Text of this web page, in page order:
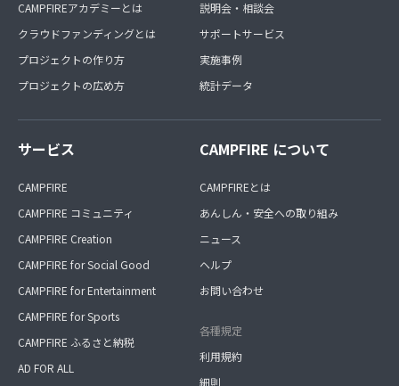
CAMPFIREアカデミーとは
クラウドファンディングとは
プロジェクトの作り方
プロジェクトの広め方
説明会・相談会
サポートサービス
実施事例
統計データ
サービス
CAMPFIRE
CAMPFIRE コミュニティ
CAMPFIRE Creation
CAMPFIRE for Social Good
CAMPFIRE for Entertainment
CAMPFIRE for Sports
CAMPFIRE ふるさと納税
AD FOR ALL
CAMPFIRE について
CAMPFIREとは
あんしん・安全への取り組み
ニュース
ヘルプ
お問い合わせ
各種規定
利用規約
細則